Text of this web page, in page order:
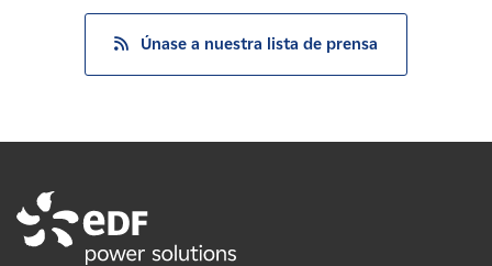
Únase a nuestra lista de prensa